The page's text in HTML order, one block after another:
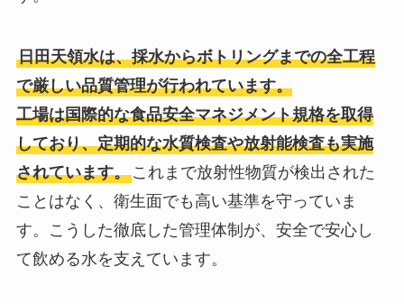
日田天領水は、採水からボトリングまでの全工程
で厳しい品質管理が行われています。
工場は国際的な食品安全マネジメント規格を取得
しており、定期的な水質検査や放射能検査も実施
されています。これまで放射性物質が検出された
ことはなく、衛生面でも高い基準を守っていま
す。こうした徹底した管理体制が、安全で安心し
て飲める水を支えています。